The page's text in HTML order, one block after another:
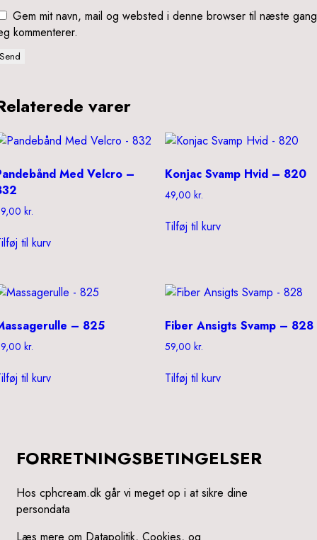
Gem mit navn, mail og websted i denne browser til næste gang
kommenterer.
varer
Med Velcro –
kr.
til kurv
Konjac Svamp Hvid – 820
49,00kr.
Tilføj til kurv
– 825
kr.
til kurv
Fiber Ansigts Svamp – 828
59,00kr.
Tilføj til kurv
FORRETNINGSBETINGELSER
Hos cphcream.dk går vi meget op i at sikre dine
persondata